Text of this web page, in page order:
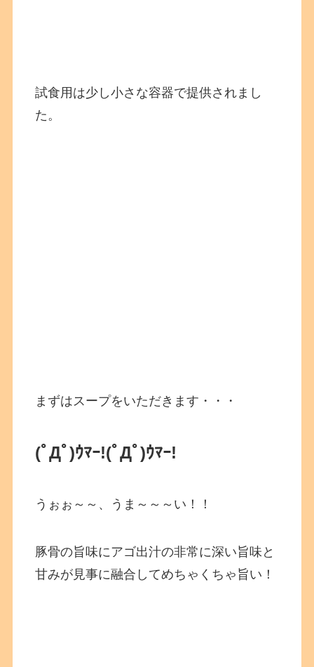
試食用は少し小さな容器で提供されまし
た。
まずはスープをいただきます・・・
(ﾟДﾟ)ｳﾏｰ!(ﾟДﾟ)ｳﾏｰ!
うぉぉ～～、うま～～～い！！
豚骨の旨味にアゴ出汁の非常に深い旨味と
甘みが見事に融合してめちゃくちゃ旨い！